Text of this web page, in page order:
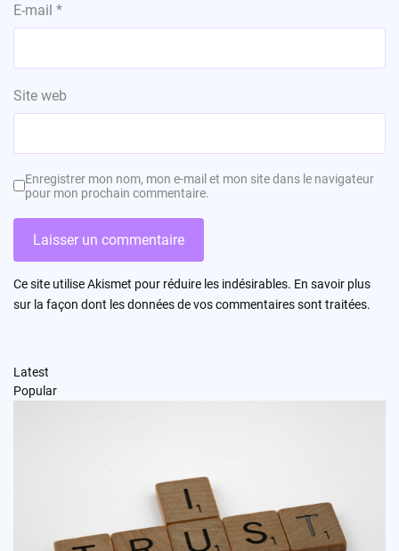
E-mail *
Site web
Enregistrer mon nom, mon e-mail et mon site dans le navigateur
pour mon prochain commentaire.
Ce site utilise Akismet pour réduire les indésirables. En savoir plus
sur la façon dont les données de vos commentaires sont traitées.
Latest
Popular